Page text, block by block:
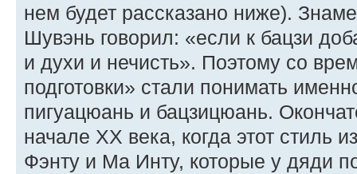
нем будет рассказано ниже).
Шувэнь говорил: «если к бацзи
и духи и нечисть». Поэтому со
подготовки» стали понимать
пигуацюань и бацзицюань.
начале XX века, когда этот
Фэнту и Ма Инту, которые у дяди